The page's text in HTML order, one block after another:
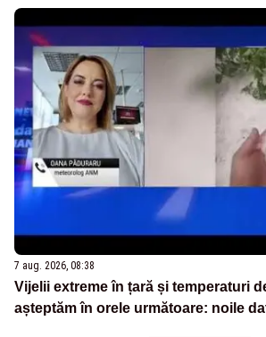
7 aug. 2026, 08:38
Vijelii extreme în țară și temperaturi
așteptăm în orele următoare: noile